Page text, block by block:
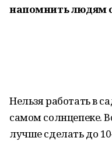
напомнить людям
Нельзя работать в
самом солнцепеке.
лучше сделать до